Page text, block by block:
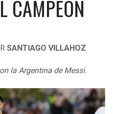
CAMPEÓN
SANTIAGO VILLAHOZ
la Argentina de Messi.